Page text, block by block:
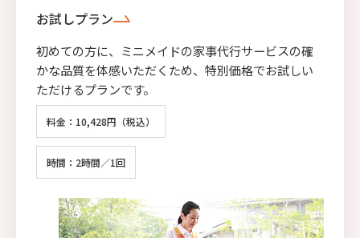
お試しプラン
初めての方に、ミニメイドの家事代行サービスの確
かな品質を体感いただくため、特別価格でお試しい
ただけるプランです。
料金：10,428円（税込）
時間：2時間／1回